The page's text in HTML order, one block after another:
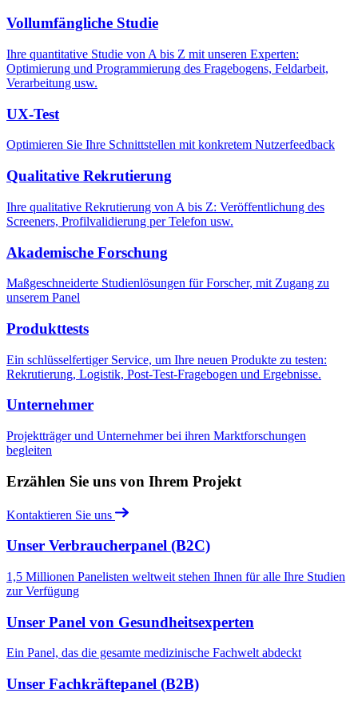
Vollumfängliche Studie
Ihre quantitative Studie von A bis Z mit unseren Experten:
Optimierung und Programmierung des Fragebogens, Feldarbeit,
Verarbeitung usw.
UX-Test
Optimieren Sie Ihre Schnittstellen mit konkretem Nutzerfeedback
Qualitative Rekrutierung
Ihre qualitative Rekrutierung von A bis Z: Veröffentlichung des
Screeners, Profilvalidierung per Telefon usw.
Akademische Forschung
Maßgeschneiderte Studienlösungen für Forscher, mit Zugang zu
unserem Panel
Produkttests
Ein schlüsselfertiger Service, um Ihre neuen Produkte zu testen:
Rekrutierung, Logistik, Post-Test-Fragebogen und Ergebnisse.
Unternehmer
Projektträger und Unternehmer bei ihren Marktforschungen
begleiten
Erzählen Sie uns von Ihrem Projekt
Kontaktieren Sie uns
Unser Verbraucherpanel (B2C)
1,5 Millionen Panelisten weltweit stehen Ihnen für alle Ihre Studien
zur Verfügung
Unser Panel von Gesundheitsexperten
Ein Panel, das die gesamte medizinische Fachwelt abdeckt
Unser Fachkräftepanel (B2B)